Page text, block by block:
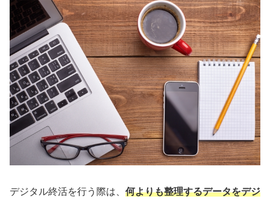
デジタル終活を行う際は、 何よりも整理するデータをデジ